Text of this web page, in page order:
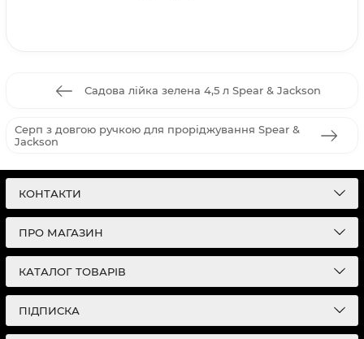
Садова лійка зелена 4,5 л Spear & Jackson
Серп з довгою ручкою для проріджування Spear &
Jackson
КОНТАКТИ
ПРО МАГАЗИН
КАТАЛОГ ТОВАРІВ
ПІДПИСКА